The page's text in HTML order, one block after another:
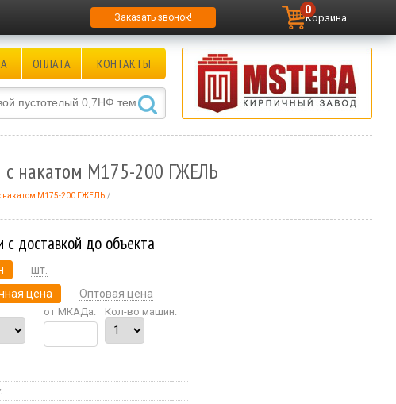
Заказать звонок! Корзина
0
ОПЛАТА КОНТАКТЫ
с накатом М175-200 ГЖЕЛЬ
накатом М175-200 ГЖЕЛЬ
с доставкой до объекта
шт.
цена Оптовая цена
от МКАДа: Кол-во машин: